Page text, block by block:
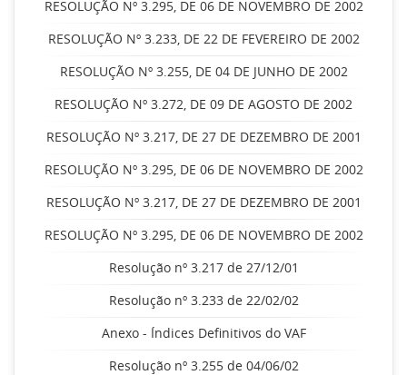
RESOLUÇÃO Nº 3.295, DE 06 DE NOVEMBRO DE 2002
RESOLUÇÃO Nº 3.233, DE 22 DE FEVEREIRO DE 2002
RESOLUÇÃO Nº 3.255, DE 04 DE JUNHO DE 2002
RESOLUÇÃO Nº 3.272, DE 09 DE AGOSTO DE 2002
RESOLUÇÃO Nº 3.217, DE 27 DE DEZEMBRO DE 2001
RESOLUÇÃO Nº 3.295, DE 06 DE NOVEMBRO DE 2002
RESOLUÇÃO Nº 3.217, DE 27 DE DEZEMBRO DE 2001
RESOLUÇÃO Nº 3.295, DE 06 DE NOVEMBRO DE 2002
Resolução nº 3.217 de 27/12/01
Resolução nº 3.233 de 22/02/02
Anexo - Índices Definitivos do VAF
Resolução nº 3.255 de 04/06/02